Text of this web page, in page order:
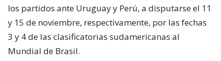
los partidos ante Uruguay y Perú, a disputarse el 11
y 15 de noviembre, respectivamente, por las fechas
3 y 4 de las clasificatorias sudamericanas al
Mundial de Brasil.